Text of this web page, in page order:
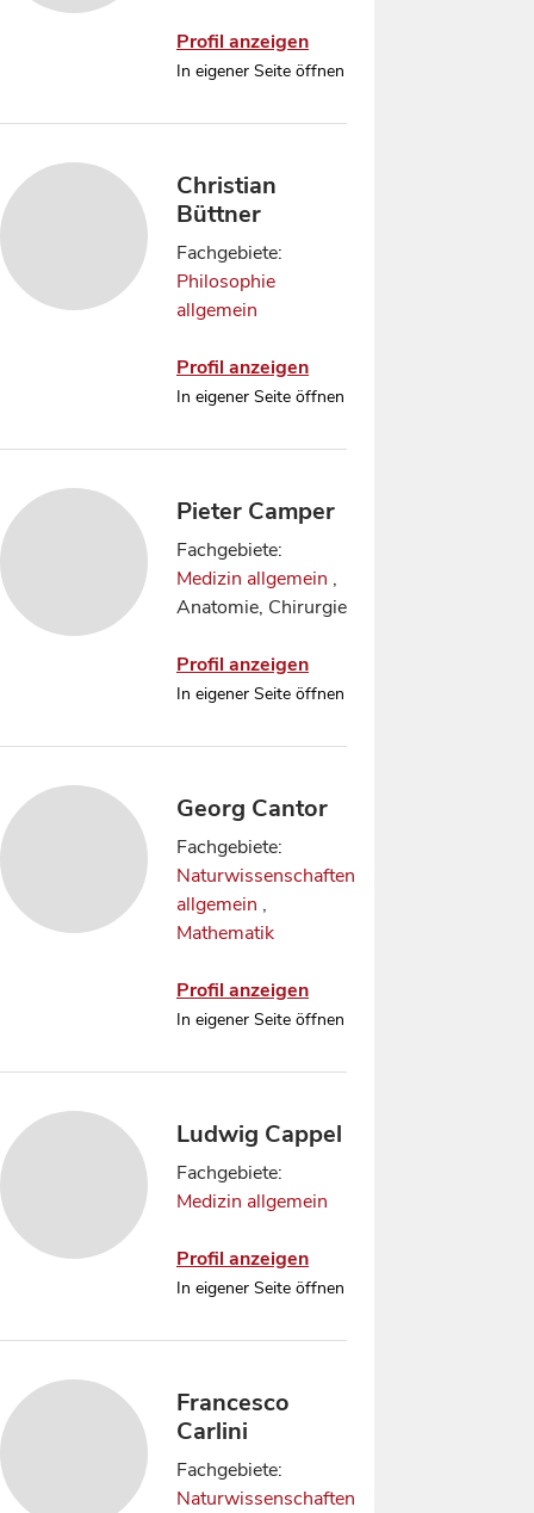
Profil anzeigen
In eigener Seite öffnen
Christian
Büttner
Fachgebiete:
Philosophie
allgemein
Profil anzeigen
In eigener Seite öffnen
Pieter Camper
Fachgebiete:
Medizin allgemein ,
Anatomie, Chirurgie
Profil anzeigen
In eigener Seite öffnen
Georg Cantor
Fachgebiete:
Naturwissenschaften
allgemein ,
Mathematik
Profil anzeigen
In eigener Seite öffnen
Ludwig Cappel
Fachgebiete:
Medizin allgemein
Profil anzeigen
In eigener Seite öffnen
Francesco
Carlini
Fachgebiete:
Naturwissenschaften